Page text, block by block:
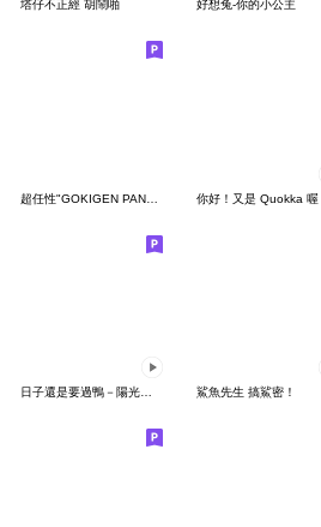
塔仔不正經 胡鬧啪 好想兔-你的小公主
你好！又是 Quokka 喔
鯊魚先生 搞鯊密！